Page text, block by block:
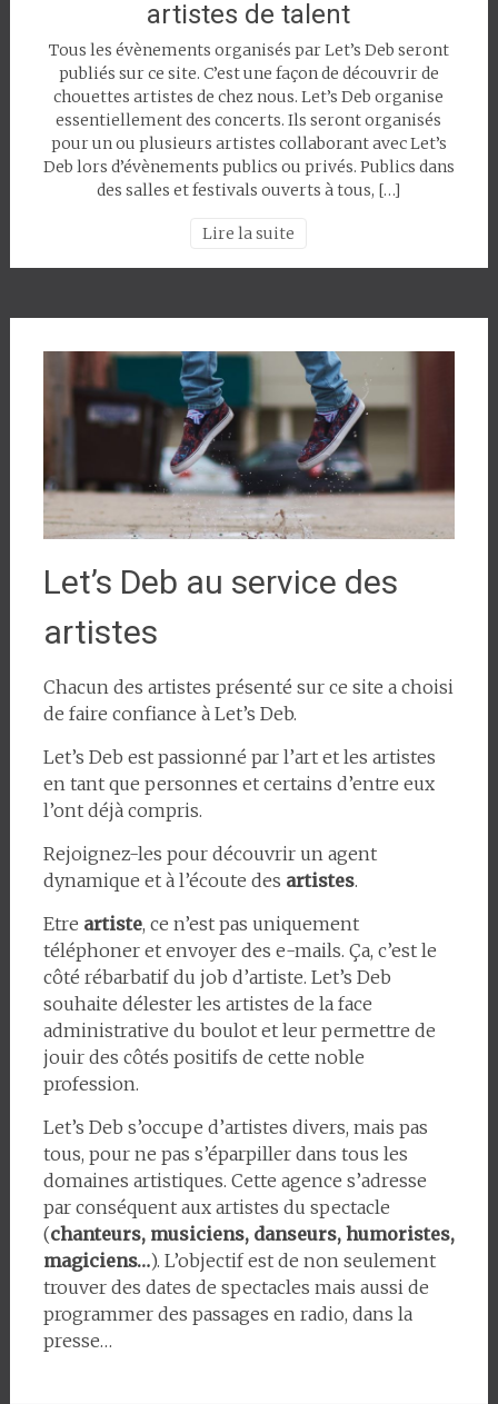
artistes de talent
Tous les évènements organisés par Let’s Deb seront
publiés sur ce site. C’est une façon de découvrir de
chouettes artistes de chez nous. Let’s Deb organise
essentiellement des concerts. Ils seront organisés
pour un ou plusieurs artistes collaborant avec Let’s
Deb lors d’évènements publics ou privés. Publics dans
des salles et festivals ouverts à tous, […]
Lire la suite
Let’s Deb au service des
artistes
Chacun des artistes présenté sur ce site a choisi
de faire confiance à Let’s Deb.
Let’s Deb est passionné par l’art et les artistes
en tant que personnes et certains d’entre eux
l’ont déjà compris.
Rejoignez-les pour découvrir un agent
dynamique et à l’écoute des artistes.
Etre artiste, ce n’est pas uniquement
téléphoner et envoyer des e-mails. Ça, c’est le
côté rébarbatif du job d’artiste. Let’s Deb
souhaite délester les artistes de la face
administrative du boulot et leur permettre de
jouir des côtés positifs de cette noble
profession.
Let’s Deb s’occupe d’artistes divers, mais pas
tous, pour ne pas s’éparpiller dans tous les
domaines artistiques. Cette agence s’adresse
par conséquent aux artistes du spectacle
(chanteurs, musiciens, danseurs, humoristes,
magiciens…). L’objectif est de non seulement
trouver des dates de spectacles mais aussi de
programmer des passages en radio, dans la
presse…